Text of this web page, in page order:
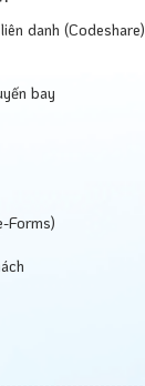
danh (Codeshare)
bay
Forms)